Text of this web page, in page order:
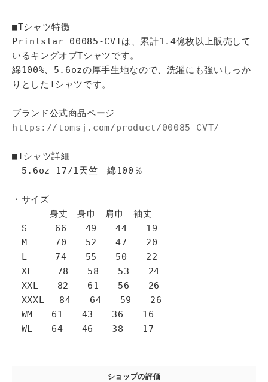
■Tシャツ特徴
Printstar 00085-CVTは、累計1.4億枚以上販売して
いるキングオブTシャツです。
綿100%、5.6ozの厚手生地なので、洗濯にも強いしっか
りとしたTシャツです。
ブランド公式商品ページ
https://tomsj.com/product/00085-CVT/
■Tシャツ詳細
5.6oz 17/1天竺 綿100％
・サイズ
身丈 身巾 肩巾 袖丈
S 66 49 44 19
M 70 52 47 20
L 74 55 50 22
XL 78 58 53 24
XXL 82 61 56 26
XXXL 84 64 59 26
WM 61 43 36 16
WL 64 46 38 17
ショップの評価